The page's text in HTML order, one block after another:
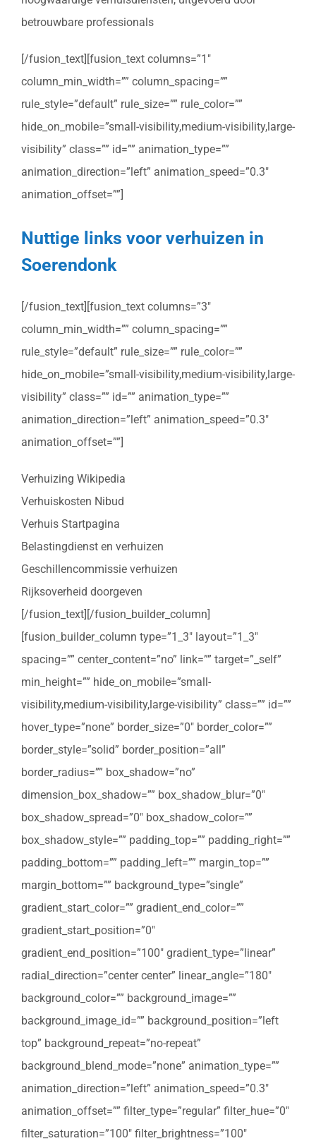
betrouwbare professionals
[/fusion_text][fusion_text columns=”1″
column_min_width=”” column_spacing=””
rule_style=”default” rule_size=”” rule_color=””
hide_on_mobile=”small-visibility,medium-visibility,large-
visibility” class=”” id=”” animation_type=””
animation_direction=”left” animation_speed=”0.3″
animation_offset=””]
Nuttige links voor verhuizen in
Soerendonk
[/fusion_text][fusion_text columns=”3″
column_min_width=”” column_spacing=””
rule_style=”default” rule_size=”” rule_color=””
hide_on_mobile=”small-visibility,medium-visibility,large-
visibility” class=”” id=”” animation_type=””
animation_direction=”left” animation_speed=”0.3″
animation_offset=””]
Verhuizing Wikipedia
Verhuiskosten Nibud
Verhuis Startpagina
Belastingdienst en verhuizen
Geschillencommissie verhuizen
Rijksoverheid doorgeven
[/fusion_text][/fusion_builder_column]
[fusion_builder_column type=”1_3″ layout=”1_3″
spacing=”” center_content=”no” link=”” target=”_self”
min_height=”” hide_on_mobile=”small-
visibility,medium-visibility,large-visibility” class=”” id=””
hover_type=”none” border_size=”0″ border_color=””
border_style=”solid” border_position=”all”
border_radius=”” box_shadow=”no”
dimension_box_shadow=”” box_shadow_blur=”0″
box_shadow_spread=”0″ box_shadow_color=””
box_shadow_style=”” padding_top=”” padding_right=””
padding_bottom=”” padding_left=”” margin_top=””
margin_bottom=”” background_type=”single”
gradient_start_color=”” gradient_end_color=””
gradient_start_position=”0″
gradient_end_position=”100″ gradient_type=”linear”
radial_direction=”center center” linear_angle=”180″
background_color=”” background_image=””
background_image_id=”” background_position=”left
top” background_repeat=”no-repeat”
background_blend_mode=”none” animation_type=””
animation_direction=”left” animation_speed=”0.3″
animation_offset=”” filter_type=”regular” filter_hue=”0″
filter_saturation=”100″ filter_brightness=”100″